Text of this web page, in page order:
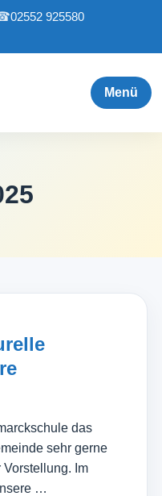
02552 925580
Menü
das
sehr gerne
Im
…